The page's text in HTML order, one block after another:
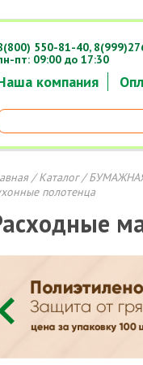
компания
550-81-40,
пт: 09:00 до 17:30
/Каталог/
полотенца